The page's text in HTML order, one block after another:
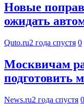
Новые
ожидать
Quto.ru2 года спустя 0
Москвичам
подготовить
News.ru2 года спустя 0